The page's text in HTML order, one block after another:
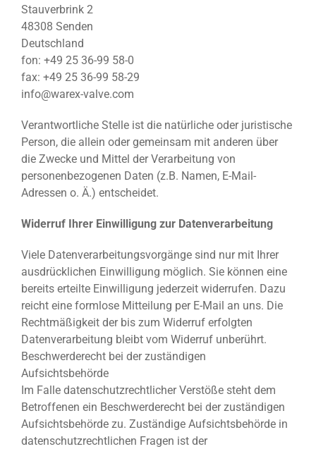
Stauverbrink 2
48308 Senden
Deutschland
fon: +49 25 36-99 58-0
fax: +49 25 36-99 58-29
info@warex-valve.com
Verantwortliche Stelle ist die natürliche oder juristische
Person, die allein oder gemeinsam mit anderen über
die Zwecke und Mittel der Verarbeitung von
personenbezogenen Daten (z.B. Namen, E-Mail-
Adressen o. Ä.) entscheidet.
Widerruf Ihrer Einwilligung zur Datenverarbeitung
Viele Datenverarbeitungsvorgänge sind nur mit Ihrer
ausdrücklichen Einwilligung möglich. Sie können eine
bereits erteilte Einwilligung jederzeit widerrufen. Dazu
reicht eine formlose Mitteilung per E-Mail an uns. Die
Rechtmäßigkeit der bis zum Widerruf erfolgten
Datenverarbeitung bleibt vom Widerruf unberührt.
Beschwerderecht bei der zuständigen
Aufsichtsbehörde
Im Falle datenschutzrechtlicher Verstöße steht dem
Betroffenen ein Beschwerderecht bei der zuständigen
Aufsichtsbehörde zu. Zuständige Aufsichtsbehörde in
datenschutzrechtlichen Fragen ist der